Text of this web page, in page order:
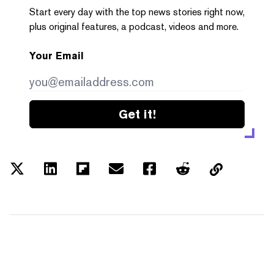
Start every day with the top news stories right now,
plus original features, a podcast, videos and more.
Your Email
Get it!